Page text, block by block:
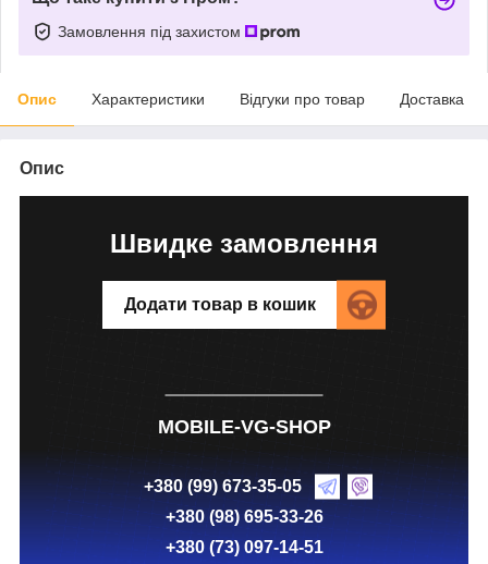
Замовлення під захистом
Опис Характеристики Відгуки про товар Доставка
Опис
Швидке замовлення
Додати товар в кошик
MOBILE-VG-SHOP
+380 (99) 673-35-05
+380 (98) 695-33-26
+380 (73) 097-14-51